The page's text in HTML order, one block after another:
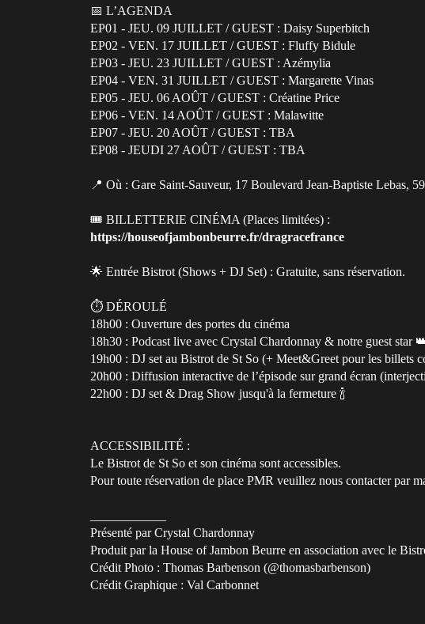
📅 L’AGENDA
EP01 - JEU. 09 JUILLET / GUEST : Daisy Superbitch
EP02 - VEN. 17 JUILLET / GUEST : Fluffy Bidule
EP03 - JEU. 23 JUILLET / GUEST : Azémylia
EP04 - VEN. 31 JUILLET / GUEST : Margarette Vinas
EP05 - JEU. 06 AOÛT / GUEST : Créatine Price
EP06 - VEN. 14 AOÛT / GUEST : Malawitte
EP07 - JEU. 20 AOÛT / GUEST : TBA
EP08 - JEUDI 27 AOÛT / GUEST : TBA
📍 Où : Gare Saint-Sauveur, 17 Boulevard Jean-Baptiste Lebas,
🎟 BILLETTERIE CINÉMA (Places limitées) :
https://houseofjambonbeurre.fr/dragracefrance
🌟 Entrée Bistrot (Shows + DJ Set) : Gratuite, sans réservation.
⏱️ DÉROULÉ
18h00 : Ouverture des portes du cinéma
18h30 : Podcast live avec Crystal Chardonnay & notre guest star
19h00 : DJ set au Bistrot de St So (+ Meet&Greet pour les billets
20h00 : Diffusion interactive de l’épisode sur grand écran
22h00 : DJ set & Drag Show jusqu'à la fermeture 🍾
ACCESSIBILITÉ :
Le Bistrot de St So et son cinéma sont accessibles.
Pour toute réservation de place PMR veuillez nous contacter par
Présenté par Crystal Chardonnay
Produit par la House of Jambon Beurre en association avec le
Crédit Photo : Thomas Barbenson (@thomasbarbenson)
Crédit Graphique : Val Carbonnet